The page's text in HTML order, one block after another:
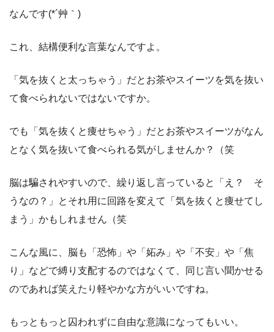
なんです(*´艸｀)
これ、結構便利な言葉なんですよ。
「気を抜くと太っちゃう」だとお茶やスイーツを気を抜い
て食べられないではないですか。
でも「気を抜くと痩せちゃう」だとお茶やスイーツがなん
となく気を抜いて食べられる気がしませんか？（笑
脳は騙されやすいので、繰り返し言っていると「え？ そ
うなの？」とそれ用に回路を変えて「気を抜くと痩せてし
まう」かもしれません（笑
こんな風に、脳も「恐怖」や「妬み」や「不安」や「焦
り」などで縛り支配するのではなくて、同じ言い聞かせる
のであれば笑えたり軽やかな方がいいですね。
もっともっと囚われずに自由な意識になってもいい。